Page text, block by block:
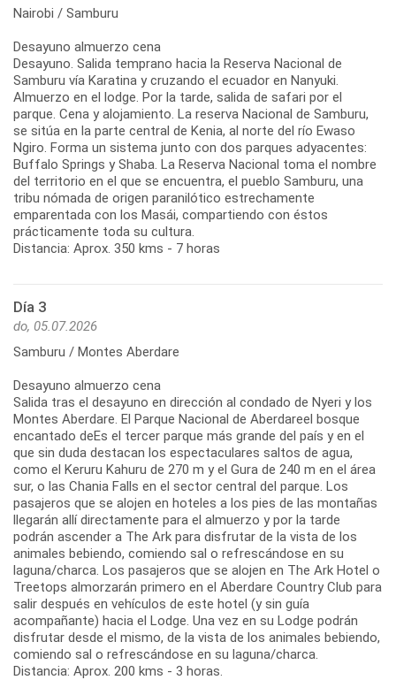
Nairobi / Samburu
Desayuno almuerzo cena
Desayuno. Salida temprano hacia la Reserva Nacional de
Samburu vía Karatina y cruzando el ecuador en Nanyuki.
Almuerzo en el lodge. Por la tarde, salida de safari por el
parque. Cena y alojamiento. La reserva Nacional de Samburu,
se sitúa en la parte central de Kenia, al norte del río Ewaso
Ngiro. Forma un sistema junto con dos parques adyacentes:
Buffalo Springs y Shaba. La Reserva Nacional toma el nombre
del territorio en el que se encuentra, el pueblo Samburu, una
tribu nómada de origen paranilótico estrechamente
emparentada con los Masái, compartiendo con éstos
prácticamente toda su cultura.
Distancia: Aprox. 350 kms - 7 horas
Día 3
do, 05.07.2026
Samburu / Montes Aberdare
Desayuno almuerzo cena
Salida tras el desayuno en dirección al condado de Nyeri y los
Montes Aberdare. El Parque Nacional de Aberdareel bosque
encantado deEs el tercer parque más grande del país y en el
que sin duda destacan los espectaculares saltos de agua,
como el Keruru Kahuru de 270 m y el Gura de 240 m en el área
sur, o las Chania Falls en el sector central del parque. Los
pasajeros que se alojen en hoteles a los pies de las montañas
llegarán allí directamente para el almuerzo y por la tarde
podrán ascender a The Ark para disfrutar de la vista de los
animales bebiendo, comiendo sal o refrescándose en su
laguna/charca. Los pasajeros que se alojen en The Ark Hotel o
Treetops almorzarán primero en el Aberdare Country Club para
salir después en vehículos de este hotel (y sin guía
acompañante) hacia el Lodge. Una vez en su Lodge podrán
disfrutar desde el mismo, de la vista de los animales bebiendo,
comiendo sal o refrescándose en su laguna/charca.
Distancia: Aprox. 200 kms - 3 horas.